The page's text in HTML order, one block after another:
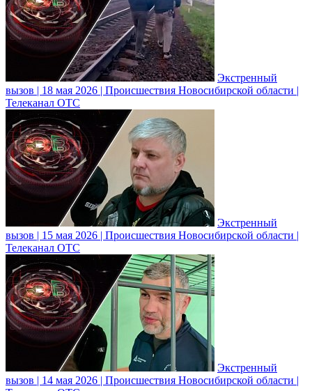
Экстренный
вызов | 18 мая 2026 | Происшествия Новосибирской области |
Телеканал ОТС
Экстренный
вызов | 15 мая 2026 | Происшествия Новосибирской области |
Телеканал ОТС
Экстренный
вызов | 14 мая 2026 | Происшествия Новосибирской области |